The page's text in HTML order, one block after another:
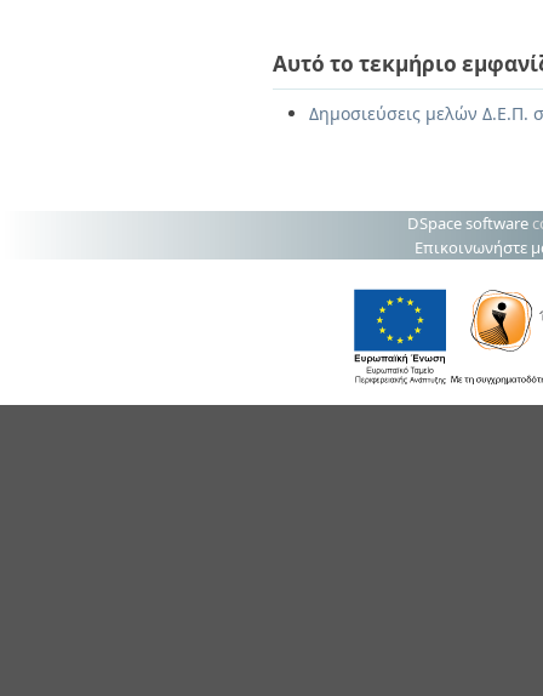
Αυτό το τεκμήριο
Δημοσιεύσεις μελών Δ.Ε.Π.
DSpace software
Επικοινωνήστε